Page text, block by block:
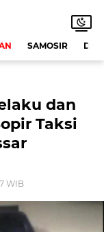
SAMOSIR
dan
Taksi
WIB